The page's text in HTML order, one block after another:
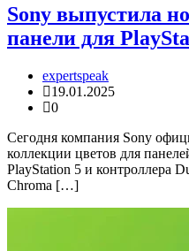
Sony выпустила
панели для
expertspeak
19.01.2025
0
Сегодня компания Sony
коллекции цветов для
PlayStation 5 и контроллера
Chroma […]